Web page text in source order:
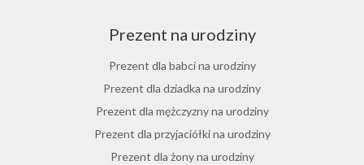
Herbata jaśminowa
Herbata jasminowa
Herbata rumiankowa
Koper włoski herbata
Herbata z goździkami
Herbata z cynamonem
Prezent na urodziny
Prezent dla babci na urodziny
Prezent dla dziadka na urodziny
Prezent dla mężczyzny na urodziny
Prezent dla przyjaciółki na urodziny
Prezent dla żony na urodziny